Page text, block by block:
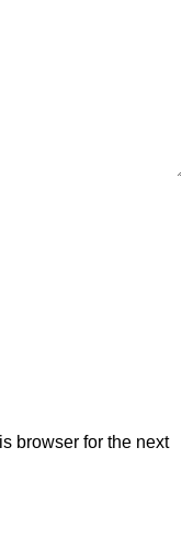
browser for the next